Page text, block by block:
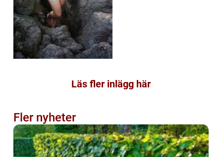
Läs fler inlägg här
Fler nyheter